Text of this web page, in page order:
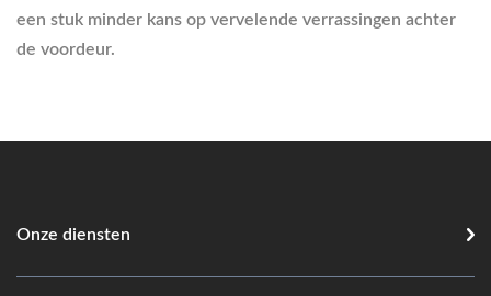
een stuk minder kans op vervelende verrassingen achter
de voordeur.
Onze diensten